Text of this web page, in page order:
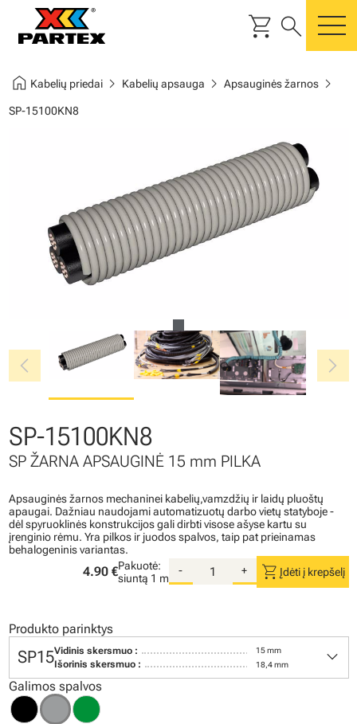
shopping_cart search
home Kabelių priedaichevron_right Kabelių apsauga chevron_right Apsauginės žarnoschevron_right
SP-15100KN8
chevron_left chevron_right
SP-15100KN8
SP ŽARNA APSAUGINĖ 15 mm PILKA
Apsauginės žarnos mechaninei kabelių,vamzdžių ir laidų pluoštų
apaugai. Dažniau naudojami automatizuotų darbo vietų statyboje -
dėl spyruoklinės konstrukcijos gali dirbti visose ašyse kartu su
įrenginio rėmu. Yra pilkos ir juodos spalvos, taip pat prieinamas
behalogeninis variantas.
4.90 €Pakuotė:
siuntą 1 m
- + shopping_cart Įdėti į krepšelį
Produkto parinktys
SP15Vidinis skersmuo : 15 mm
Išorinis skersmuo : 18,4 mm keyboard_arrow_down
Galimos spalvos